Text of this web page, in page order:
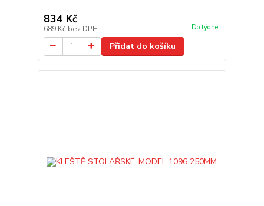
834 Kč
689 Kč bez DPH Do týdne
Přidat do košíku